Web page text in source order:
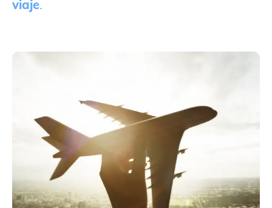
viaje.